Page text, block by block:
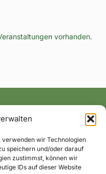
verwenden wir Technologien
speichern und/oder darauf
zustimmst, können wir
IDs auf dieser Website
vorhanden.
ins Postfach!